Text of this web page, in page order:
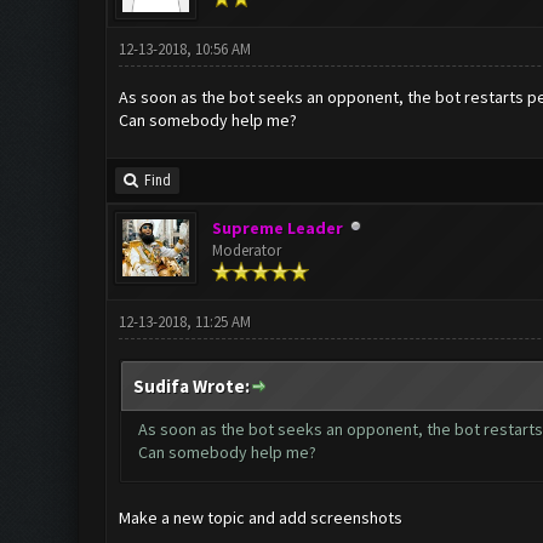
12-13-2018, 10:56 AM
As soon as the bot seeks an opponent, the bot restarts
Can somebody help me?
Find
Supreme Leader
Moderator
12-13-2018, 11:25 AM
Sudifa Wrote:
As soon as the bot seeks an opponent, the bot
Can somebody help me?
Make a new topic and add screenshots